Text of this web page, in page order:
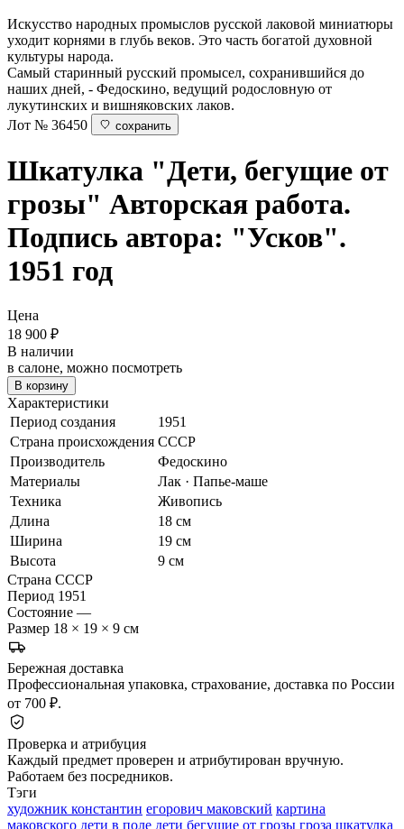
Искусство народных промыслов русской лаковой миниатюры
уходит корнями в глубь веков. Это часть богатой духовной
культуры народа.
Самый старинный русский промысел, сохранившийся до
наших дней, - Федоскино, ведущий родословную от
лукутинских и вишняковских лаков.
Лот № 36450
сохранить
Шкатулка "Дети, бегущие от
грозы" Авторская работа.
Подпись автора: "Усков".
1951 год
Цена
18 900 ₽
В наличии
в салоне, можно посмотреть
В корзину
Характеристики
Период создания
1951
Страна происхождения СССР
Производитель
Федоскино
Материалы
Лак · Папье-маше
Техника
Живопись
Длина
18 см
Ширина
19 см
Высота
9 см
Страна СССР
Период 1951
Состояние —
Размер 18 × 19 × 9 см
Бережная доставка
Профессиональная упаковка, страхование, доставка по России
от 700 ₽.
Проверка и атрибуция
Каждый предмет проверен и атрибутирован вручную.
Работаем без посредников.
Тэги
художник константин егорович маковский картина
маковского дети в поле дети бегущие от грозы гроза шкатулка